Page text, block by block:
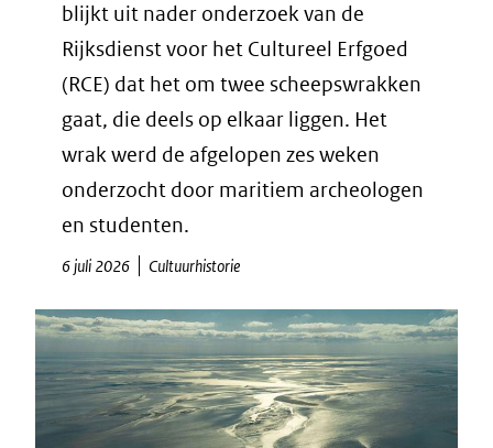
blijkt uit nader onderzoek van de
Rijksdienst voor het Cultureel Erfgoed
(RCE) dat het om twee scheepswrakken
gaat, die deels op elkaar liggen. Het
wrak werd de afgelopen zes weken
onderzocht door maritiem archeologen
en studenten.
6 juli 2026 Cultuurhistorie